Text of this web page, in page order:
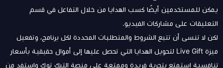
يمكن للمستخدمين أيضًا كسب الهدايا من خلال التفاعل في قسم
التعليقات على مشاركات الفيديو.
لكن لا تنسى أن تتبع الشروط والمتطلبات المحددة لكل برنامج، وتفعيل
ميزة Live Gift لتحويل الهدايا التي تحصل عليها إلى أموال حقيقية بأسعار
تنافسية استمتع بتجربة فريدة وممتعة على منصة التيك توك واستفد من